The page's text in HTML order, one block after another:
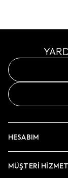
HESABIM
MÜŞTERİ